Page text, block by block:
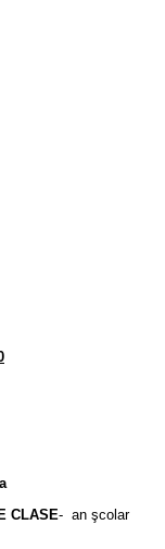
CLASE- an şcolar